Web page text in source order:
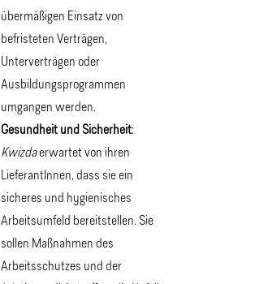
übermäßigen Einsatz von
befristeten Verträgen,
Unterverträgen oder
Ausbildungsprogrammen
umgangen werden.
Gesundheit und Sicherheit:
Kwizdaerwartet von ihren
LieferantInnen, dass sie ein
sicheres und hygienisches
Arbeitsumfeld bereitstellen. Sie
sollen Maßnahmen des
Arbeitsschutzes und der